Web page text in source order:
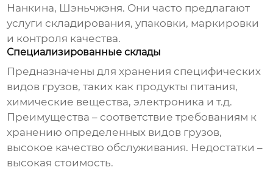
Нанкина, Шэньчжэня. Они часто предлагают
услуги складирования, упаковки, маркировки
и контроля качества.
Специализированные склады
Предназначены для хранения специфических
видов грузов, таких как продукты питания,
химические вещества, электроника и т.д.
Преимущества – соответствие требованиям к
хранению определенных видов грузов,
высокое качество обслуживания. Недостатки –
высокая стоимость.